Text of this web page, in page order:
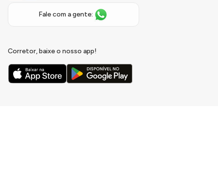
Fale com a gente:
Corretor, baixe o nosso app!